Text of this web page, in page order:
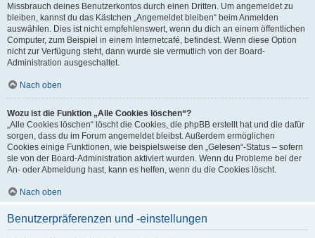
Missbrauch deines Benutzerkontos durch einen Dritten. Um angemeldet zu
bleiben, kannst du das Kästchen „Angemeldet bleiben“ beim Anmelden
auswählen. Dies ist nicht empfehlenswert, wenn du dich an einem öffentlichen
Computer, zum Beispiel in einem Internetcafé, befindest. Wenn diese Option
nicht zur Verfügung steht, dann wurde sie vermutlich von der Board-
Administration ausgeschaltet.
Nach oben
Wozu ist die Funktion „Alle Cookies löschen“?
„Alle Cookies löschen“ löscht die Cookies, die phpBB erstellt hat und die dafür
sorgen, dass du im Forum angemeldet bleibst. Außerdem ermöglichen
Cookies einige Funktionen, wie beispielsweise den „Gelesen“-Status – sofern
sie von der Board-Administration aktiviert wurden. Wenn du Probleme bei der
An- oder Abmeldung hast, kann es helfen, wenn du die Cookies löscht.
Nach oben
Benutzerpräferenzen und -einstellungen